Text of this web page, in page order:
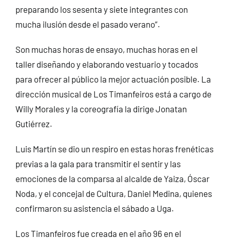
preparando los sesenta y siete integrantes con
mucha ilusión desde el pasado verano”.
Son muchas horas de ensayo, muchas horas en el
taller diseñando y elaborando vestuario y tocados
para ofrecer al público la mejor actuación posible. La
dirección musical de Los Timanfeiros está a cargo de
Willy Morales y la coreografía la dirige Jonatan
Gutiérrez.
Luis Martín se dio un respiro en estas horas frenéticas
previas a la gala para transmitir el sentir y las
emociones de la comparsa al alcalde de Yaiza, Óscar
Noda, y el concejal de Cultura, Daniel Medina, quienes
confirmaron su asistencia el sábado a Uga.
Los Timanfeiros fue creada en el año 96 en el